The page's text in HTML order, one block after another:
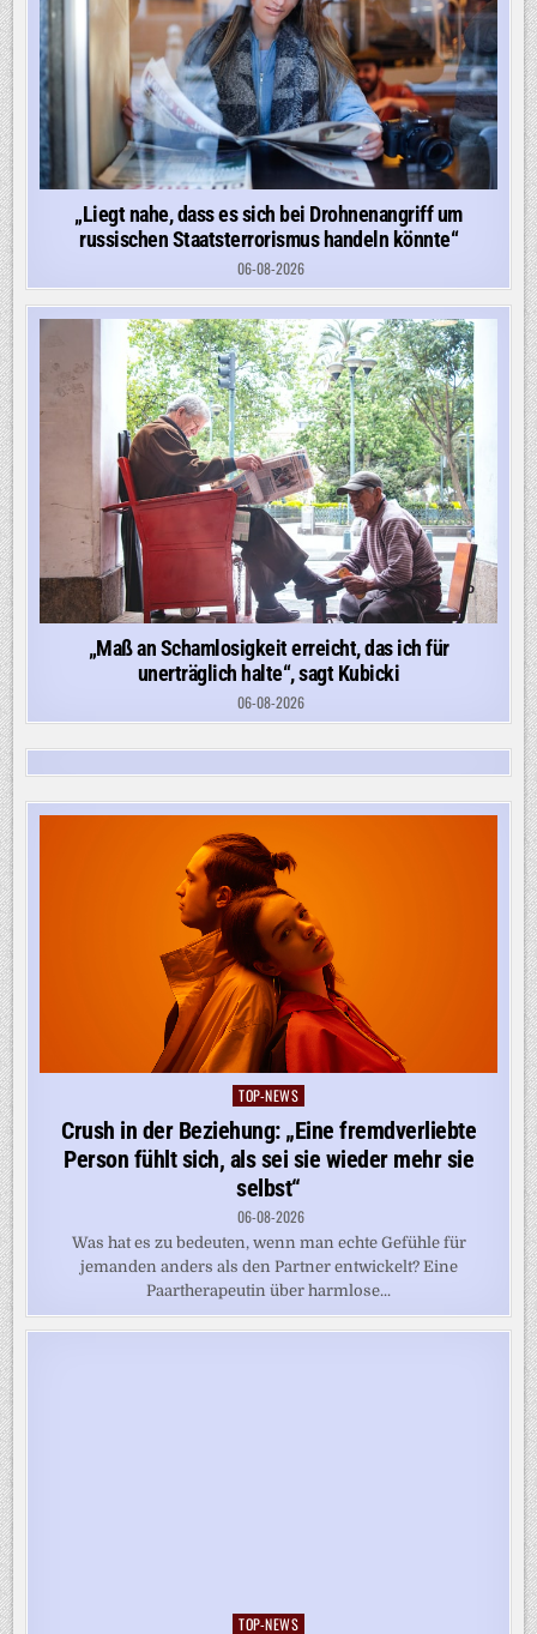
„Liegt nahe, dass es sich bei Drohnenangriff um
russischen Staatsterrorismus handeln könnte“
06-08-2026
„Maß an Schamlosigkeit erreicht, das ich für
unerträglich halte“, sagt Kubicki
06-08-2026
Posted
in
TOP-NEWS
Crush in der Beziehung: „Eine fremdverliebte
Person fühlt sich, als sei sie wieder mehr sie
selbst“
06-08-2026
Was hat es zu bedeuten, wenn man echte Gefühle für
jemanden anders als den Partner entwickelt? Eine
Paartherapeutin über harmlose...
Posted
TOP-NEWS